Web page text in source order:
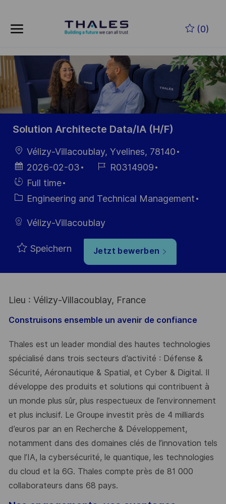
(0)
-
Solution Architecte Data/IA (H/F)
Ort Vélizy-Villacoublay, Yvelines, 78140
Datum der
Veröffentlichung
2026-02-03
Job- R0314909
Einstellunngstyp
Full time
Kategorie
Engineering and Technical Management
Vélizy-Villacoublay
Speichern Jetzt bewerben
Lieu : Vélizy-Villacoublay, France
Construisons ensemble un avenir de confiance
Thales est un leader mondial des hautes technologies
spécialisé dans trois secteurs d’activité : Défense &
Sécurité, Aéronautique & Spatial, et Cyber & Digital. Il
développe des produits et solutions qui contribuent à
un monde plus sûr, plus respectueux de l’environnement
et plus inclusif. Le Groupe investit près de 4 milliards
d’euros par an en Recherche & Développement,
notamment dans des domaines clés de l’innovation tels
que l’IA, la cybersécurité, le quantique, les technologies
du cloud et la 6G. Thales compte près de 81 000
collaborateurs dans 68 pays.